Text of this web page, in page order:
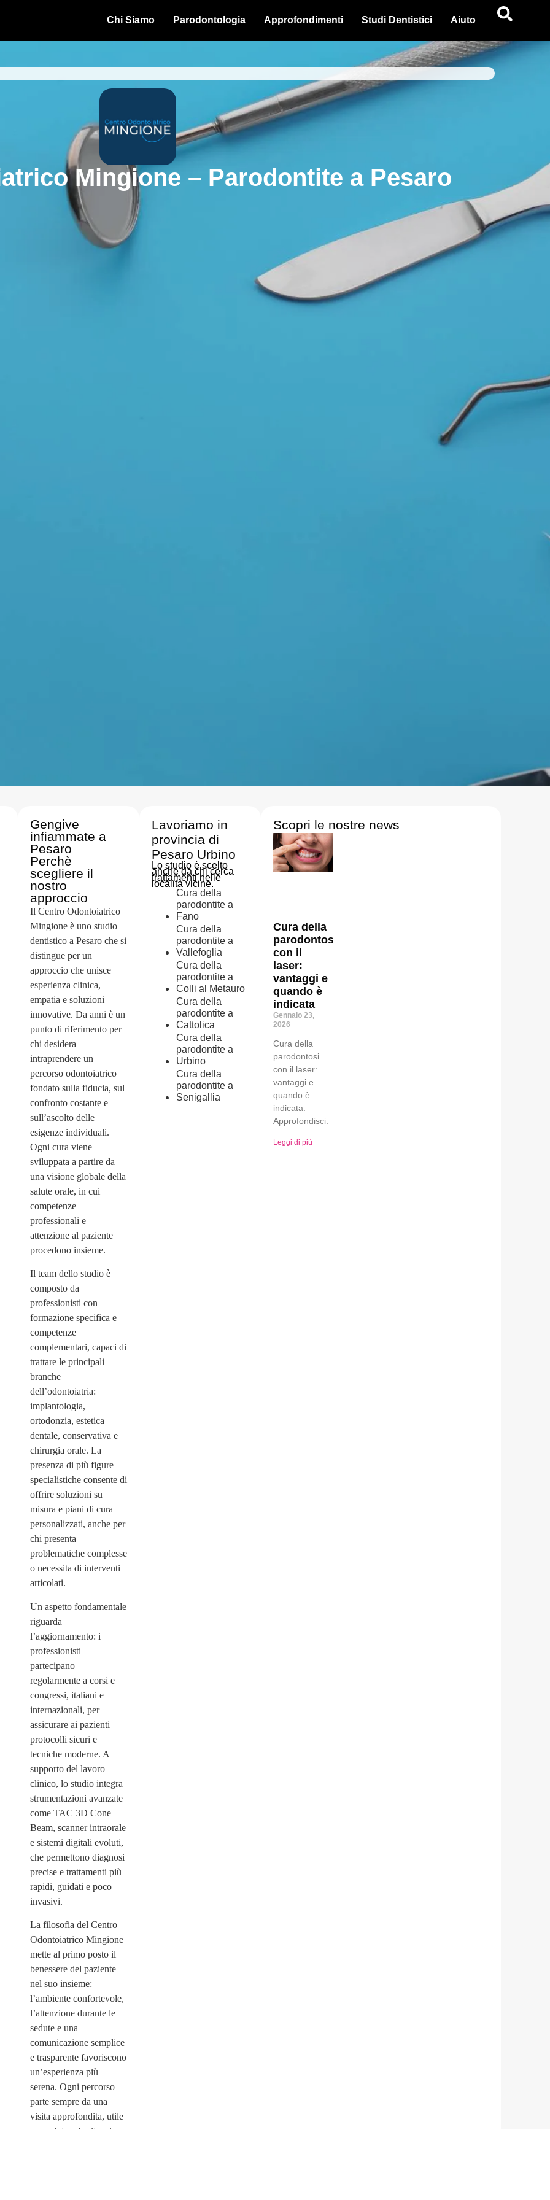
Chi Siamo Parodontologia Approfondimenti Studi Dentistici Aiuto
Mingione – Parodontite a Pesaro
Gengive
infiammate a
Pesaro
Perchè
scegliere il
nostro
approccio
Il Centro Odontoiatrico
Mingione è uno studio
dentistico a Pesaro che si
distingue per un
approccio che unisce
esperienza clinica,
empatia e soluzioni
innovative. Da anni è un
punto di riferimento per
chi desidera
intraprendere un
percorso odontoiatrico
fondato sulla fiducia, sul
confronto costante e
sull’ascolto delle
esigenze individuali.
Ogni cura viene
sviluppata a partire da
una visione globale della
salute orale, in cui
competenze
professionali e
attenzione al paziente
procedono insieme.
Il team dello studio è
composto da
professionisti con
formazione specifica e
competenze
complementari, capaci di
trattare le principali
branche
dell’odontoiatria:
implantologia,
ortodonzia, estetica
dentale, conservativa e
chirurgia orale. La
presenza di più figure
specialistiche consente di
offrire soluzioni su
misura e piani di cura
personalizzati, anche per
chi presenta
problematiche complesse
o necessita di interventi
articolati.
Un aspetto fondamentale
riguarda
l’aggiornamento: i
professionisti
partecipano
regolarmente a corsi e
congressi, italiani e
internazionali, per
assicurare ai pazienti
protocolli sicuri e
tecniche moderne. A
supporto del lavoro
clinico, lo studio integra
strumentazioni avanzate
come TAC 3D Cone
Beam, scanner intraorale
e sistemi digitali evoluti,
che permettono diagnosi
precise e trattamenti più
rapidi, guidati e poco
invasivi.
La filosofia del Centro
Odontoiatrico Mingione
mette al primo posto il
benessere del paziente
nel suo insieme:
l’ambiente confortevole,
l’attenzione durante le
sedute e una
comunicazione semplice
e trasparente favoriscono
un’esperienza più
serena. Ogni percorso
parte sempre da una
visita approfondita, utile
per valutare la situazione
Lavoriamo in
provincia di
Pesaro Urbino
Lo studio è scelto
anche da chi cerca
trattamenti nelle
località vicine.
Cura della
parodontite a
Fano
Cura della
parodontite a
Vallefoglia
Cura della
parodontite a
Colli al Metauro
Cura della
parodontite a
Cattolica
Cura della
parodontite a
Urbino
Cura della
parodontite a
Senigallia
Scopri le nostre news
Cura della
parodontosi
con il
laser:
vantaggi e
quando è
indicata
Gennaio 23,
2026
Cura della
parodontosi
con il laser:
vantaggi e
quando è
indicata.
Approfondisci.
Leggi di più